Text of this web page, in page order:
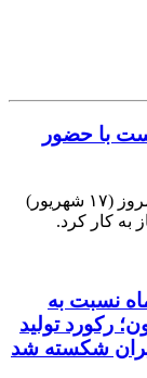
با حضور
نوزدهمین نمایشگاه بین‌المللی ایران پلاست از امروز (۱۷ شهریور)
به کار کرد.
نسبت به
رکورد تولید